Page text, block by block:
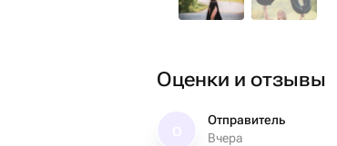
Оценки и отзывы
Отправитель
Вчера